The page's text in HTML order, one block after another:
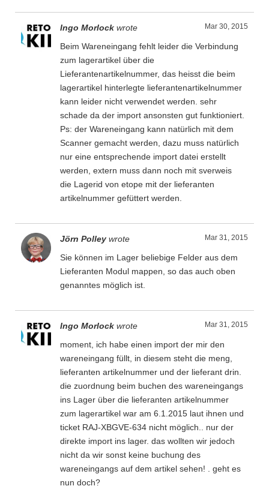
Mar 30, 2015
Ingo Morlock wrote
Beim Wareneingang fehlt leider die Verbindung
zum lagerartikel über die
Lieferantenartikelnummer, das heisst die beim
lagerartikel hinterlegte lieferantenartikelnummer
kann leider nicht verwendet werden. sehr
schade da der import ansonsten gut funktioniert.
Ps: der Wareneingang kann natürlich mit dem
Scanner gemacht werden, dazu muss natürlich
nur eine entsprechende import datei erstellt
werden, extern muss dann noch mit sverweis
die Lagerid von etope mit der lieferanten
artikelnummer gefüttert werden.
Mar 31, 2015
Jörn Polley wrote
Sie können im Lager beliebige Felder aus dem
Lieferanten Modul mappen, so das auch oben
genanntes möglich ist.
Mar 31, 2015
Ingo Morlock wrote
moment, ich habe einen import der mir den
wareneingang füllt, in diesem steht die meng,
lieferanten artikelnummer und der lieferant drin.
die zuordnung beim buchen des wareneingangs
ins Lager über die lieferanten artikelnummer
zum lagerartikel war am 6.1.2015 laut ihnen und
ticket RAJ-XBGVE-634 nicht möglich.. nur der
direkte import ins lager. das wollten wir jedoch
nicht da wir sonst keine buchung des
wareneingangs auf dem artikel sehen! . geht es
nun doch?